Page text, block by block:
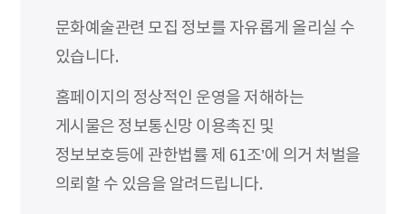
문화예술관련 모집 정보를 자유롭게 올리실 수
있습니다.
홈페이지의 정상적인 운영을 저해하는
게시물은 정보통신망 이용촉진 및
정보보호등에 관한법률 제 61조’에 의거 처벌을
의뢰할 수 있음을 알려드립니다.